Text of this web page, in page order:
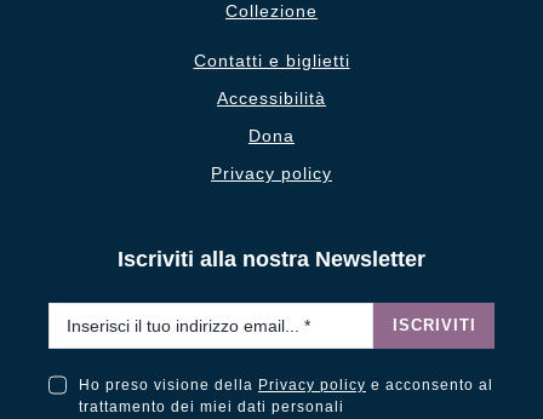
Collezione
Contatti e biglietti
Accessibilità
Dona
Privacy policy
Iscriviti alla nostra Newsletter
ISCRIVITI
Ho preso visione della Privacy policy e acconsento al
trattamento dei miei dati personali